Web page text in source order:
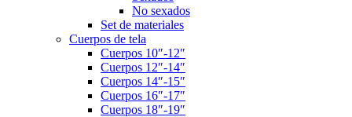
No sexados
Set de materiales
Cuerpos de tela
Cuerpos 10″-12″
Cuerpos 12″-14″
Cuerpos 14″-15″
Cuerpos 16″-17″
Cuerpos 18″-19″